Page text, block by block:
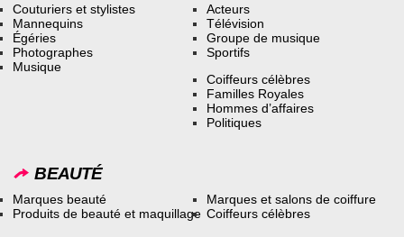
Couturiers et stylistes
Mannequins
Égéries
Photographes
Musique
Acteurs
Télévision
Groupe de musique
Sportifs
Coiffeurs célèbres
Familles Royales
Hommes d’affaires
Politiques
BEAUTÉ
Marques beauté
Produits de beauté et maquillage
Marques et salons de coiffure
Coiffeurs célèbres